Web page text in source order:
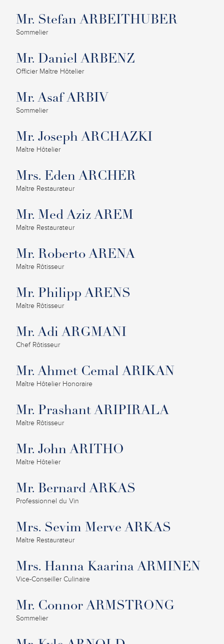
Mr. Stefan ARBEITHUBER
Sommelier
Mr. Daniel ARBENZ
Officier Maître Hôtelier
Mr. Asaf ARBIV
Sommelier
Mr. Joseph ARCHAZKI
Maître Hôtelier
Mrs. Eden ARCHER
Maître Restaurateur
Mr. Med Aziz AREM
Maître Restaurateur
Mr. Roberto ARENA
Maître Rôtisseur
Mr. Philipp ARENS
Maître Rôtisseur
Mr. Adi ARGMANI
Chef Rôtisseur
Mr. Ahmet Cemal ARIKAN
Maître Hôtelier Honoraire
Mr. Prashant ARIPIRALA
Maître Rôtisseur
Mr. John ARITHO
Maître Hôtelier
Mr. Bernard ARKAS
Professionnel du Vin
Mrs. Sevim Merve ARKAS
Maître Restaurateur
Mrs. Hanna Kaarina ARMINEN
Vice-Conseiller Culinaire
Mr. Connor ARMSTRONG
Sommelier